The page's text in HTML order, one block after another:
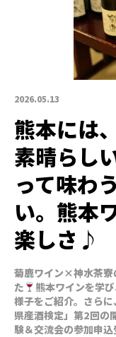
2026.05.13
熊本には
素晴らし
って味わ
い。熊本
楽しさ♪
菊鹿ワイン×神水茶寮
た
熊本ワインを学
様子をご紹介。さら
県産酒検定」第2回の
験＆交流会の参加申込